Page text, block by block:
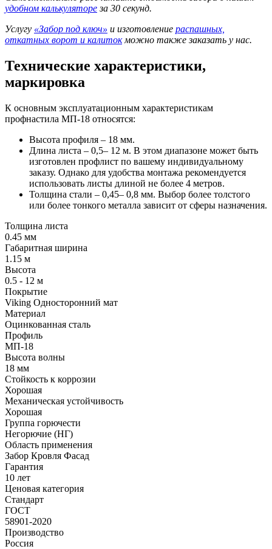
удобном калькулятореза 30 секунд.
Услугу «Забор под ключ» и изготовление распашных,
откатных ворот и калитокможно также заказать у нас.
Технические характеристики,
маркировка
К основным эксплуатационным характеристикам
профнастила МП-18 относятся:
Высота профиля – 18 мм.
Длина листа – 0,5– 12 м. В этом диапазоне может быть
изготовлен профлист по вашему индивидуальному
заказу. Однако для удобства монтажа рекомендуется
использовать листы длиной не более 4 метров.
Толщина стали – 0,45– 0,8 мм. Выбор более толстого
или более тонкого металла зависит от сферы назначения.
Толщина листа
0.45 мм
Габаритная ширина
1.15 м
Высота
0.5 - 12 м
Покрытие
Viking Односторонний мат
Материал
Оцинкованная сталь
Профиль
МП-18
Высота волны
18 мм
Стойкость к коррозии
Хорошая
Механическая устойчивость
Хорошая
Группа горючести
Негорючие (НГ)
Область применения
Забор Кровля Фасад
Гарантия
10 лет
Ценовая категория
Стандарт
ГОСТ
58901-2020
Производство
Россия